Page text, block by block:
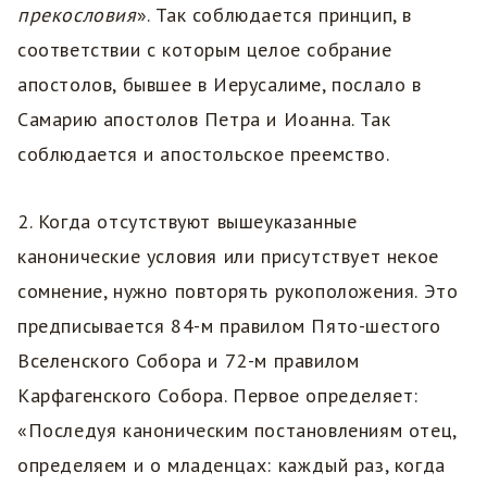
прекословия». Так соблюдается принцип, в
соответствии с которым целое собрание
апостолов, бывшее в Иерусалиме, послало в
Самарию апостолов Петра и Иоанна. Так
соблюдается и апостольское преемство.
2. Когда отсутствуют вышеуказанные
канонические условия или присутствует некое
сомнение, нужно повторять рукоположения. Это
предписывается 84-м правилом Пято-шестого
Вселенского Собора и 72-м правилом
Карфагенского Собора. Первое определяет:
«Последуя каноническим постановлениям отец,
определяем и о младенцах: каждый раз, когда